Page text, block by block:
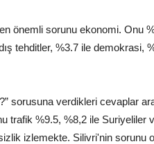
önemli sorunu ekonomi. Onu
tehditler, %3.7 ile demokrasi,
sorusuna verdikleri cevaplar
trafik %9.5, %8,2 ile Suriyeliler
izlemekte. Silivri'nin sorunu